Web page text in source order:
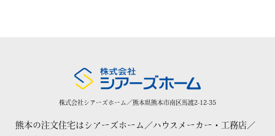
株式会社シアーズホーム／熊本県熊本市南区馬渡2-12-35
熊本の注文住宅はシアーズホーム／ハウスメーカー・工務店／